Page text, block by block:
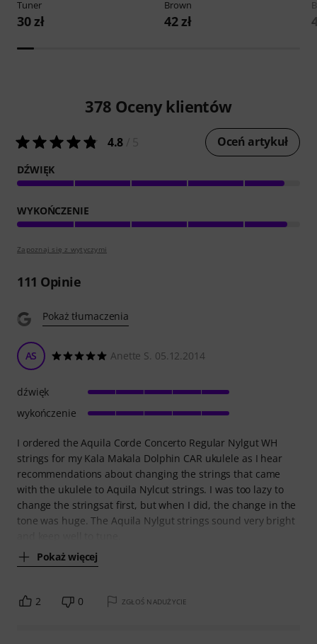
Tuner
30 zł
Brown
42 zł
378 Oceny klientów
4.8 Oceń artykuł
DŹWIĘK
WYKOŃCZENIE
Zapoznaj się z wytyczymi
111 Opinie
Pokaż tłumaczenia
AS Anette S. 05.12.2014
I ordered the Aquila Corde Concerto Regular Nylgut WH
strings for my Kala Makala Dolphin CAR ukulele as I hear
recommendations about changing the strings that came
with the ukulele to Aquila Nylcut strings. I was too lazy to
change the stringsat first, but when I did, the change in the
tone was huge. The Aquila Nylgut strings sound very bright
Pokaż więcej
dźwięk
wykończenie
2 0 ZGŁOŚ NADUŻYCIE